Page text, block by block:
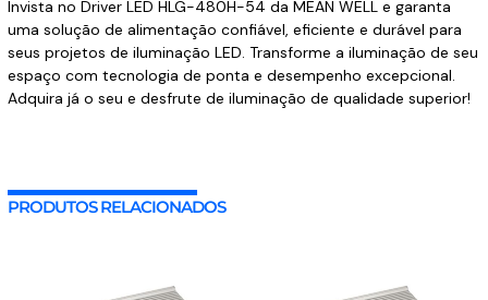
Invista no Driver LED HLG-480H-54 da MEAN WELL e garanta
uma solução de alimentação confiável, eficiente e durável para
seus projetos de iluminação LED. Transforme a iluminação de seu
espaço com tecnologia de ponta e desempenho excepcional.
Adquira já o seu e desfrute de iluminação de qualidade superior!
PRODUTOS RELACIONADOS